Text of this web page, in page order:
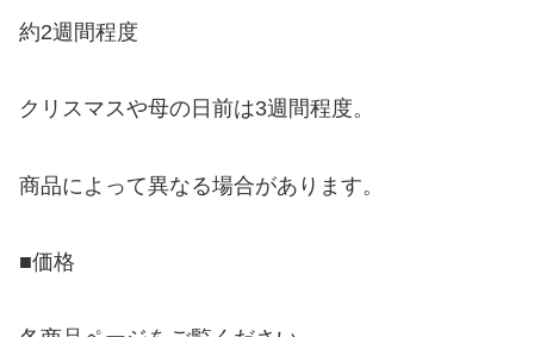
約2週間程度
クリスマスや母の日前は3週間程度。
商品によって異なる場合があります。
■価格